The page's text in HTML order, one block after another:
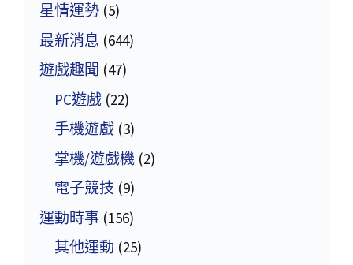
星情運勢 (5)
最新消息 (644)
遊戲趣聞 (47)
PC遊戲 (22)
手機遊戲 (3)
掌機/遊戲機 (2)
電子競技 (9)
運動時事 (156)
其他運動 (25)